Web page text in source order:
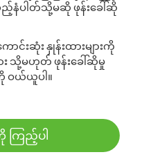
နံပါတ်သို့မဆို ဖုန်းခေါ်ဆို
းဆုံး နှုန်းထားများကို
း သို့မဟုတ် ဖုန်းခေါ်ဆိုမှု
ယ်ယူပါ။
ကြည့်ပါ